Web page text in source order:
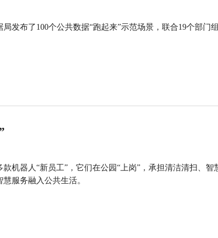
发布了100个公共数据“跑起来”示范场景，联合19个部门
机器人“新员工”，它们在公园“上岗”，承担清洁清扫、
服务融入公共生活。